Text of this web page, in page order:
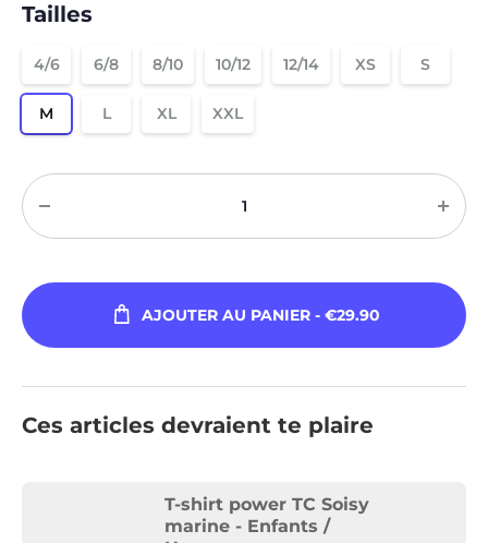
Tailles
4/6 6/8 8/10 10/12 12/14 XS S
M L XL XXL
Quantité
AJOUTER AU PANIER - €29.90
Ces articles devraient te plaire
T-shirt power TC Soisy
marine - Enfants /